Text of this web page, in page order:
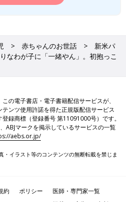
赤ちゃんのお世話
新米パ
なわが子に「一緒やん」。初抱っこ
の電子書店・電子書籍配信サービスが、
テンツ使用許諾を得た正規版配信サービス
録商標（登録番号 第11091000号）です。
ABJマークを掲示しているサービスの一覧
aebs.or.jp/
・イラスト等のコンテンツの無断転載を禁じま
約 ポリシー
医師・専門家一覧